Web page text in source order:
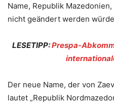
Name, Republik
nicht geändert werden
LESETIPP:Prespa-
Der neue Name, der von
lautet „Republik